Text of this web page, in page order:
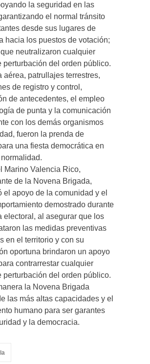
la seguridad en las
el normal tránsito
desde sus lugares de
hacia los puestos de votación;
neutralizaron cualquier
perturbación del orden público.
aérea, patrullajes terrestres,
de registro y control,
de antecedentes, el empleo
de punta y la comunicación
con los demás organismos
fueron la prenda de
una fiesta democrática en
Marino Valencia Rico,
de la Novena Brigada,
el apoyo de la comunidad y el
demostrado durante
electoral, al asegurar que los
las medidas preventivas
en el territorio y con su
oportuna brindaron un apoyo
contrarrestar cualquier
perturbación del orden público.
la Novena Brigada
las más altas capacidades y el
humano para ser garantes
y la democracia.